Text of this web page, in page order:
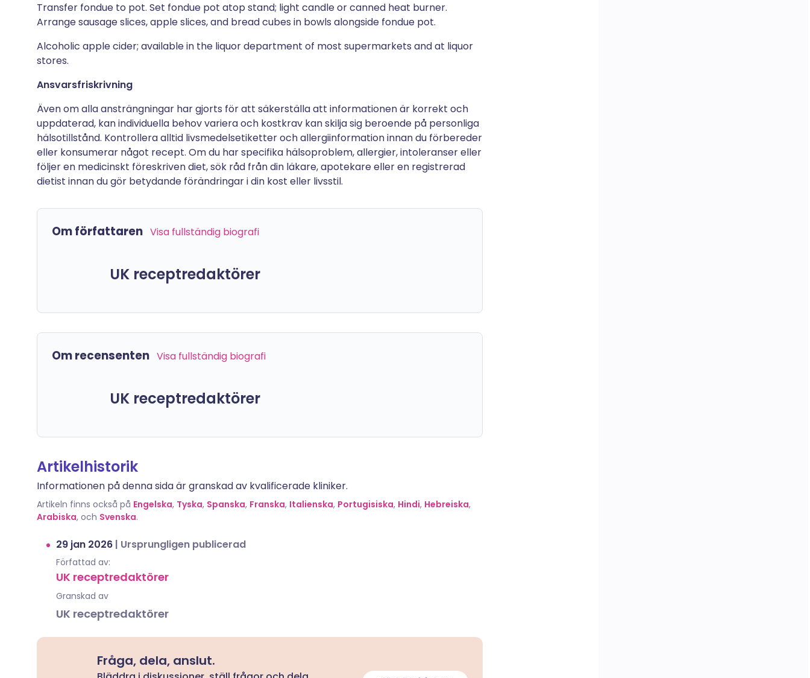
Transfer fondue to pot. Set fondue pot atop stand; light candle or canned heat burner.
Arrange sausage slices, apple slices, and bread cubes in bowls alongside fondue pot.
Alcoholic apple cider; available in the liquor department of most supermarkets and at liquor
stores.
Ansvarsfriskrivning
Även om alla ansträngningar har gjorts för att säkerställa att informationen är korrekt och
uppdaterad, kan individuella behov variera och kostkrav kan skilja sig beroende på personliga
hälsotillstånd. Kontrollera alltid livsmedelsetiketter och allergiinformation innan du förbereder
eller konsumerar något recept. Om du har specifika hälsoproblem, allergier, intoleranser eller
följer en medicinskt föreskriven diet, sök råd från din läkare, apotekare eller en registrerad
dietist innan du gör betydande förändringar i din kost eller livsstil.
Om författaren Visa fullständig biografi
UK receptredaktörer
Om recensenten Visa fullständig biografi
UK receptredaktörer
Artikelhistorik
Informationen på denna sida är granskad av kvalificerade kliniker.
Artikeln finns också på Engelska, Tyska, Spanska, Franska, Italienska, Portugisiska, Hindi, Hebreiska,
Arabiska, och Svenska.
29 jan 2026 | Ursprungligen publicerad
Författad av:
UK receptredaktörer
Granskad av
UK receptredaktörer
Fråga, dela, anslut.